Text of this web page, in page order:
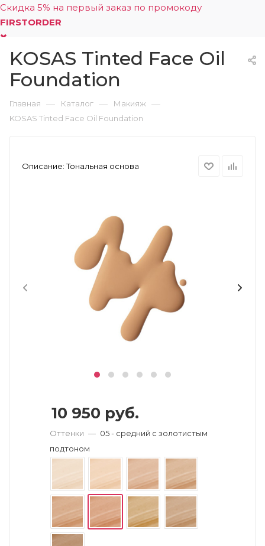
Скидка 5% на первый заказ по промокоду
FIRSTORDER
0
KOSAS Tinted Face Oil
Foundation
Главная — Каталог — Макияж —
KOSAS Tinted Face Oil Foundation
Описание:Тональная основа
10 950 руб.
Оттенки — 05 - средний с золотистым
подтоном